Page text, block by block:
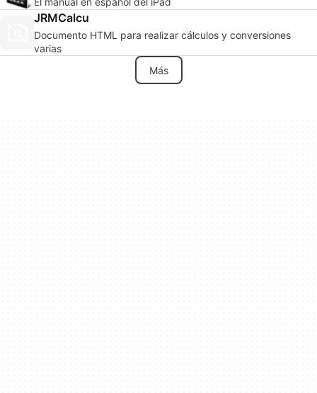
JRMCalcu
Documento HTML para realizar cálculos y conversiones
varias
Más